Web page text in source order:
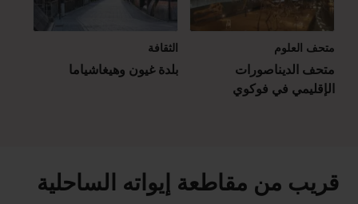
متحف العلوم
متحف الديناصورات
الإقليمي في فوكوي
الثقافة
بلدة غيون وهيغاشياما
قريب من مقاطعة إيواته الساحلية